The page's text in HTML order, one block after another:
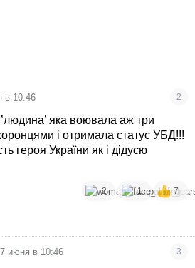
в 10:46 2
яка воювала аж три
і отримала статус УБД!!!
героя України як і дідусю
2 1 7
июня в 10:46 3